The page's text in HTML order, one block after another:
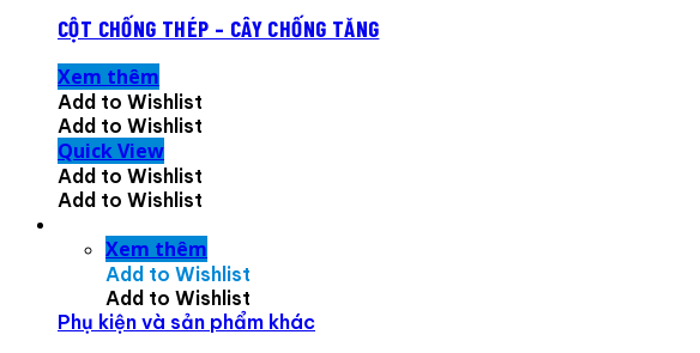
CỘT CHỐNG THÉP – CÂY CHỐNG TĂNG
Xem thêm
Add to Wishlist
Add to Wishlist
Quick View
Add to Wishlist
Add to Wishlist
Xem thêm
Add to Wishlist
Add to Wishlist
Phụ kiện và sản phẩm khác